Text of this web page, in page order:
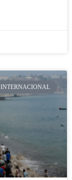
INTERNACIONAL